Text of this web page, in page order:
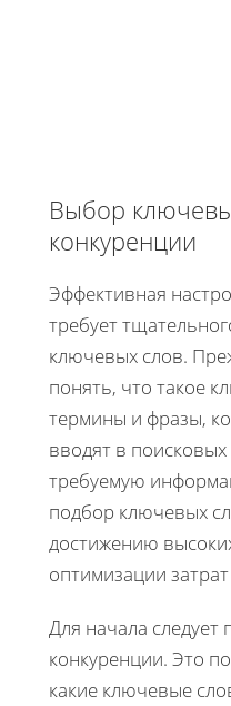
Выбор
конкуренции
Эффективная
требует
ключевых слов.
понять, что такое
термины и фразы,
вводят в
требуемую
подбор ключевых
достижению
оптимизации
Для начала следует
конкуренции. Это
какие ключевые